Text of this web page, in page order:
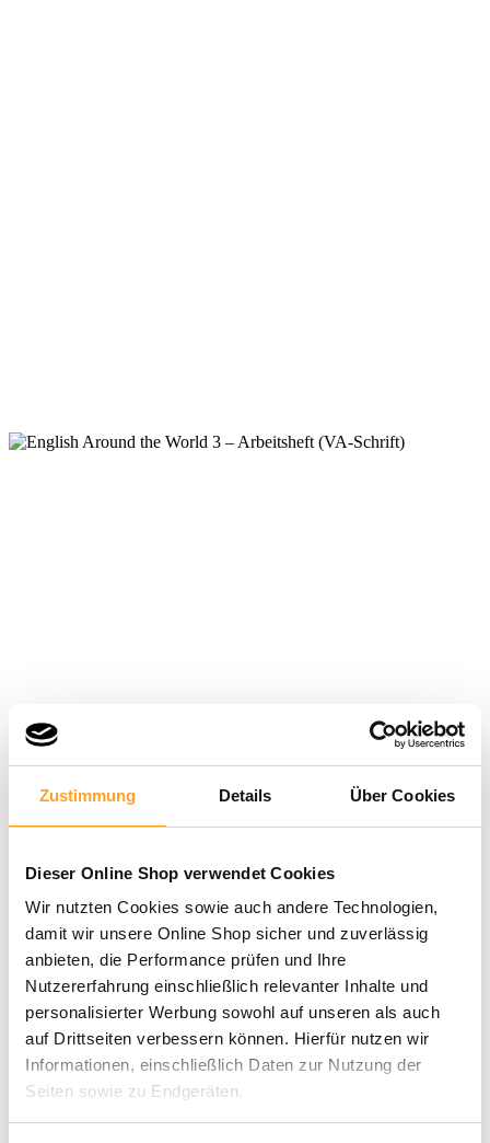
Zustimmung Details Über Cookies
Dieser Online Shop verwendet Cookies
Wir nutzten Cookies sowie auch andere Technologien,
damit wir unsere Online Shop sicher und zuverlässig
anbieten, die Performance prüfen und Ihre
Nutzererfahrung einschließlich relevanter Inhalte und
personalisierter Werbung sowohl auf unseren als auch
auf Drittseiten verbessern können. Hierfür nutzen wir
Informationen, einschließlich Daten zur Nutzung der
Seiten sowie zu Endgeräten.